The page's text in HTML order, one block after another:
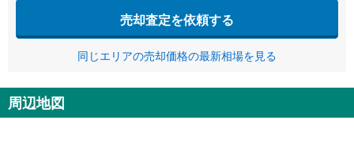
売却査定を依頼する
同じエリアの売却価格の最新相場を見る
周辺地図